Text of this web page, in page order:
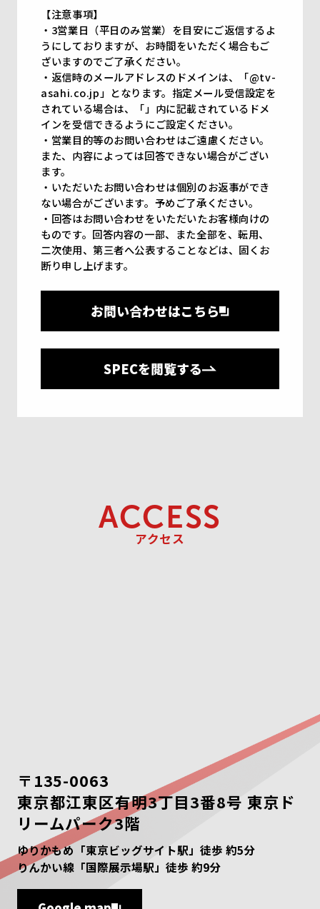
【注意事項】
・3営業日（平日のみ営業）を目安にご返信するよ
うにしておりますが、お時間をいただく場合もご
ざいますのでご了承ください。
・返信時のメールアドレスのドメインは、「@tv-
asahi.co.jp」となります。指定メール受信設定を
されている場合は、「」内に記載されているドメ
インを受信できるようにご設定ください。
・営業目的等のお問い合わせはご遠慮ください。
また、内容によっては回答できない場合がござい
ます。
・いただいたお問い合わせは個別のお返事ができ
ない場合がございます。予めご了承ください。
・回答はお問い合わせをいただいたお客様向けの
ものです。回答内容の一部、また全部を、転用、
二次使用、第三者へ公表することなどは、固くお
断り申し上げます。
お問い合わせはこちら
SPECを閲覧する
ACCESS
アクセス
〒135-0063
東京都江東区有明3丁目3番8号 東京ド
リームパーク3階
ゆりかもめ「東京ビッグサイト駅」徒歩 約5分
りんかい線「国際展示場駅」徒歩 約9分